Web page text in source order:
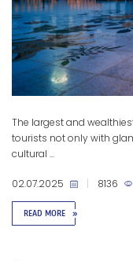
The largest and
tourists not only with
cultural ...
READ MORE »
02.07.2025 8136